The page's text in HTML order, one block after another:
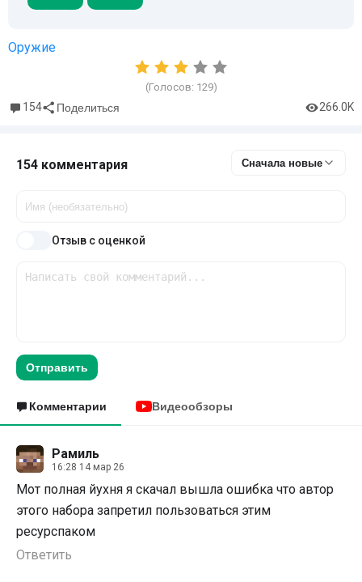
Оружие
(Голосов: 129)
154 Поделиться 266.0K
154 комментария Сначала новые
Отзыв с оценкой
Отправить
Комментарии Видеообзоры
Рамиль
16:28 14 мар 26
Мот полная йухня я скачал вышла ошибка что автор
этого набора запретил пользоваться этим
ресурспаком
Ответить